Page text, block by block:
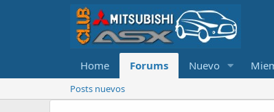
Home Forums Nuevo
Posts nuevos